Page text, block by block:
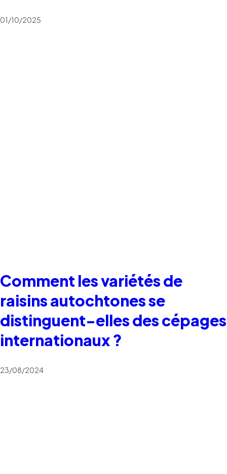
01/10/2025
Comment les variétés de
raisins autochtones se
distinguent-elles des cépages
internationaux ?
23/08/2024